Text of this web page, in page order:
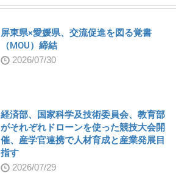
屏東県×愛媛県、交流促進を図る覚書
（MOU）締結
2026/07/30
経済部、国家科学及技術委員会、教育部
がそれぞれドローンを使った競技大会開
催、産学官連携で人材育成と産業発展目
指す
2026/07/29